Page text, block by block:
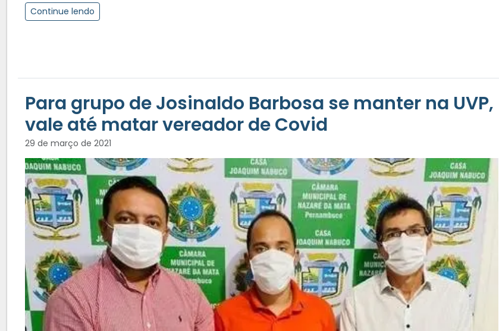
Continue lendo
Para grupo de Josinaldo Barbosa se manter na UVP,
vale até matar vereador de Covid
29 de março de 2021